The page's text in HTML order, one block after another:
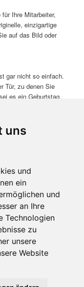
uns
und
ein
und
an Ihre
Technologien
zu
unsere
Website
Ihre Mitarbeiter,
einzigartige
auf das Bild oder
gar nicht so einfach.
Tür, zu denen Sie
es ein Geburtstag,
und bringen